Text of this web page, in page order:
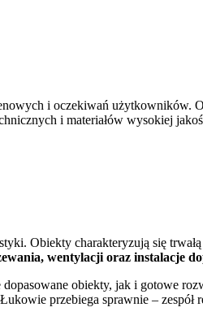
i oczekiwań użytkowników.
i materiałów wysokiej
Obiekty charakteryzują się
wentylacji oraz instalacje
obiekty, jak i gotowe
przebiega sprawnie –